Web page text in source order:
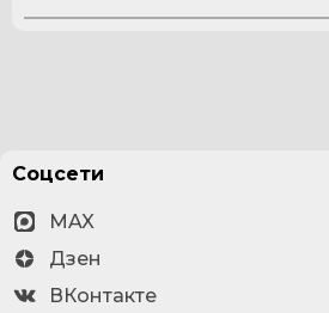
Соцсети
MAX
Дзен
ВКонтакте